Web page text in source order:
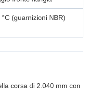
(guarnizioni NBR)
corsa di 2.040 mm con